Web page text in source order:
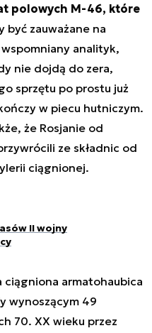
polowych M-46, które
być zauważane na
analityk,
nie dojdą do zera,
sprzętu po prostu już
w piecu hutniczym.
że Rosjanie od
ze składnic od
ciągnionej.
II wojny
ciągniona armatohaubica
wynoszącym 49
70. XX wieku przez